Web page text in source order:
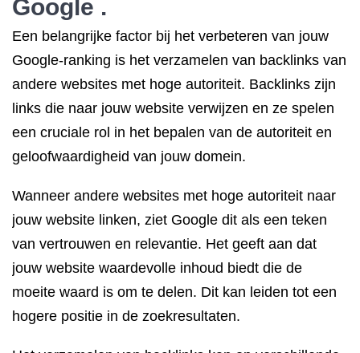
Google .
Een belangrijke factor bij het verbeteren van jouw
Google-ranking is het verzamelen van backlinks van
andere websites met hoge autoriteit. Backlinks zijn
links die naar jouw website verwijzen en ze spelen
een cruciale rol in het bepalen van de autoriteit en
geloofwaardigheid van jouw domein.
Wanneer andere websites met hoge autoriteit naar
jouw website linken, ziet Google dit als een teken
van vertrouwen en relevantie. Het geeft aan dat
jouw website waardevolle inhoud biedt die de
moeite waard is om te delen. Dit kan leiden tot een
hogere positie in de zoekresultaten.